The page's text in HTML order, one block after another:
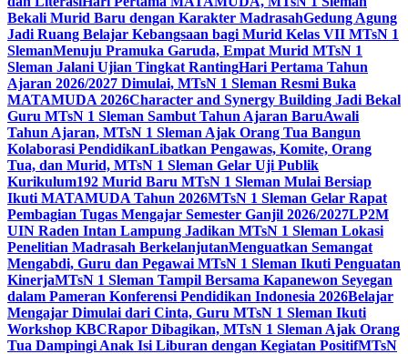
Bekali Murid Baru dengan Karakter MadrasahGedung Agung
Jadi Ruang Belajar Kebangsaan bagi Murid Kelas VII MTsN 1
SlemanMenuju Pramuka Garuda, Empat Murid MTsN 1
Sleman Jalani Ujian Tingkat RantingHari Pertama Tahun
Ajaran 2026/2027 Dimulai, MTsN 1 Sleman Resmi Buka
MATAMUDA 2026Character and Synergy Building Jadi Bekal
Guru MTsN 1 Sleman Sambut Tahun Ajaran BaruAwali
Tahun Ajaran, MTsN 1 Sleman Ajak Orang Tua Bangun
Kolaborasi PendidikanLibatkan Pengawas, Komite, Orang
Tua, dan Murid, MTsN 1 Sleman Gelar Uji Publik
Kurikulum192 Murid Baru MTsN 1 Sleman Mulai Bersiap
Ikuti MATAMUDA Tahun 2026MTsN 1 Sleman Gelar Rapat
Pembagian Tugas Mengajar Semester Ganjil 2026/2027LP2M
UIN Raden Intan Lampung Jadikan MTsN 1 Sleman Lokasi
Penelitian Madrasah BerkelanjutanMenguatkan Semangat
Mengabdi, Guru dan Pegawai MTsN 1 Sleman Ikuti Penguatan
KinerjaMTsN 1 Sleman Tampil Bersama Kapanewon Seyegan
dalam Pameran Konferensi Pendidikan Indonesia 2026Belajar
Mengajar Dimulai dari Cinta, Guru MTsN 1 Sleman Ikuti
Workshop KBCRapor Dibagikan, MTsN 1 Sleman Ajak Orang
Tua Dampingi Anak Isi Liburan dengan Kegiatan PositifMTsN